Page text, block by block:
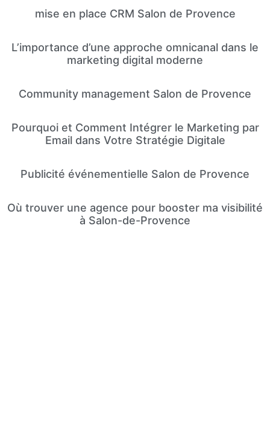
mise en place CRM Salon de Provence
L’importance d’une approche omnicanal dans le
marketing digital moderne
Community management Salon de Provence
Pourquoi et Comment Intégrer le Marketing par
Email dans Votre Stratégie Digitale
Publicité événementielle Salon de Provence
Où trouver une agence pour booster ma visibilité
à Salon-de-Provence